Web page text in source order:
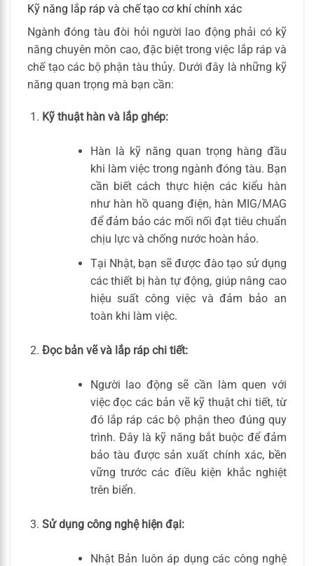
Kỹ năng lắp ráp và chế tạo cơ khí chính xác
Ngành đóng tàu đòi hỏi người lao động phải có kỹ
năng chuyên môn cao, đặc biệt trong việc lắp ráp và
chế tạo các bộ phận tàu thủy. Dưới đây là những kỹ
năng quan trọng mà bạn cần:
Kỹ thuật hàn và lắp ghép:
Hàn là kỹ năng quan trọng hàng đầu
khi làm việc trong ngành đóng tàu. Bạn
cần biết cách thực hiện các kiểu hàn
như hàn hồ quang điện, hàn MIG/MAG
để đảm bảo các mối nối đạt tiêu chuẩn
chịu lực và chống nước hoàn hảo.
Tại Nhật, bạn sẽ được đào tạo sử dụng
các thiết bị hàn tự động, giúp nâng cao
hiệu suất công việc và đảm bảo an
toàn khi làm việc.
Đọc bản vẽ và lắp ráp chi tiết:
Người lao động sẽ cần làm quen với
việc đọc các bản vẽ kỹ thuật chi tiết, từ
đó lắp ráp các bộ phận theo đúng quy
trình. Đây là kỹ năng bắt buộc để đảm
bảo tàu được sản xuất chính xác, bền
vững trước các điều kiện khắc nghiệt
trên biển.
Sử dụng công nghệ hiện đại:
Nhật Bản luôn áp dụng các công nghệ